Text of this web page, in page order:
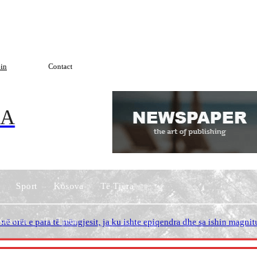
Contact
Sport Kosova Të Tjera
karamele, JD Vance refuzon! Presidenti i ndan me Bessent
Të Tjera